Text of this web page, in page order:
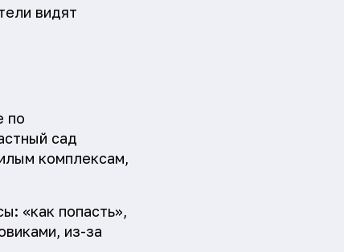
видят
по
сад
комплексам,
«как попасть»,
из-за